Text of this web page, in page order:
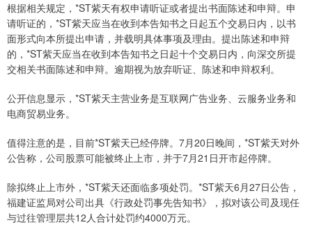
根据相关规定，*ST紫天有权申请听证或者提出书面陈述和申辩。申
请听证的，*ST紫天应当在收到本告知书之日起五个交易日内，以书
面形式向本所提出申请，并载明具体事项及理由。提出陈述和申辩
的，*ST紫天应当在收到本告知书之日起十个交易日内，向深交所提
交相关书面陈述和申辩。逾期视为放弃听证、陈述和申辩权利。
公开信息显示，*ST紫天主营业务是互联网广告业务、云服务业务和
电商贸易业务。
值得注意的是，目前*ST紫天已经停牌。7月20日晚间，*ST紫天对外
公告称，公司股票可能被终止上市，并于7月21日开市起停牌。
除拟终止上市外，*ST紫天还面临多项处罚。*ST紫天6月27日公告，
福建证监局对公司出具《行政处罚事先告知书》，拟对该公司及现任
与过往管理层共12人合计处罚约4000万元。